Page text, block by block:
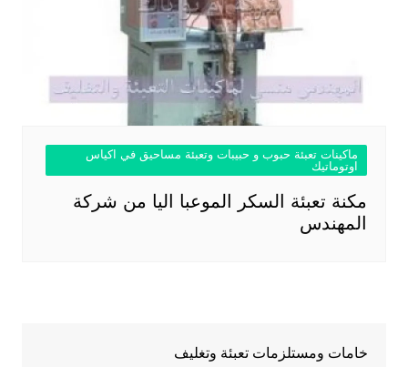
ماكينات تعبئة حبوب و حبيبات وتعبئة مساحيق في اكياس
اوتوماتيك
مكنة تعبئة السكر الموعبا اليا من شركة
المهندس
خامات ومستلزمات تعبئة وتغليف